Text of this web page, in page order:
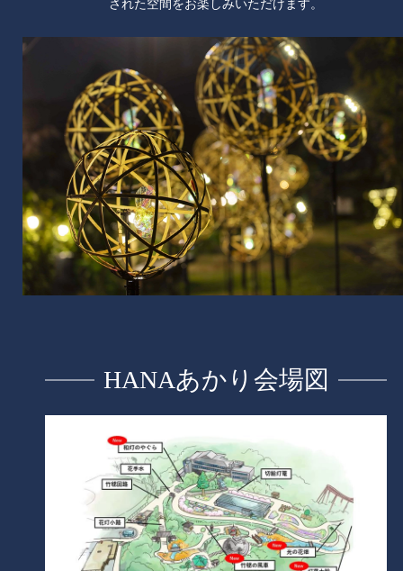
された空間をお楽しみいただけます。
HANAあかり会場図